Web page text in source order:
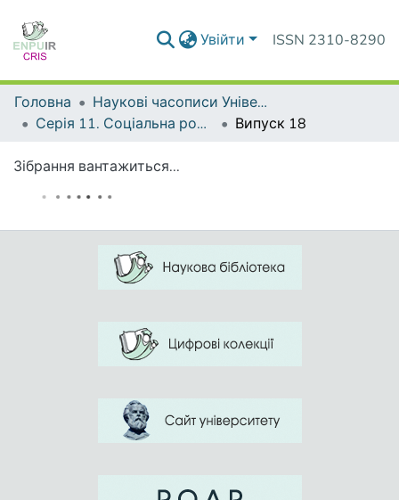
Увійти ISSN 2310-8290
Головна
Наукові часописи Університету
Серія 11. Соціальна робота. Соціальна педагогіка.
Випуск 18
Зібрання вантажиться...